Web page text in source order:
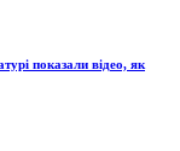
показали відео, як